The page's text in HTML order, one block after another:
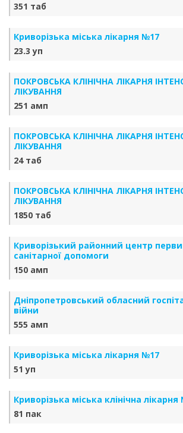
351 таб
Криворізька міська лікарня №17
23.3 уп
ПОКРОВСЬКА КЛІНІЧНА ЛІКАРНЯ
ЛІКУВАННЯ
251 амп
ПОКРОВСЬКА КЛІНІЧНА ЛІКАРНЯ
ЛІКУВАННЯ
24 таб
ПОКРОВСЬКА КЛІНІЧНА ЛІКАРНЯ
ЛІКУВАННЯ
1850 таб
Криворізький районний центр
санітарної допомоги
150 амп
Дніпропетровський обласний
війни
555 амп
Криворізька міська лікарня №17
51 уп
Криворізька міська клінічна
81 пак